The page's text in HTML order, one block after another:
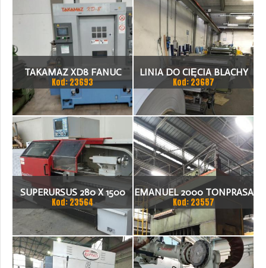
TAKAMAZ XD8 FANUC
21ITA TOKARKA CNC
Kod: 23693
LINIA DO CIĘCIA BLACHY
1.500 X 1,5 (2,5) MM
Kod: 23687
SUPERURSUS 280 X 1500
TOKARKA
Kod: 23564
EMANUEL 2000 TONPRASA
HYDRAULICZNA 3200 X
2000
Kod: 23557